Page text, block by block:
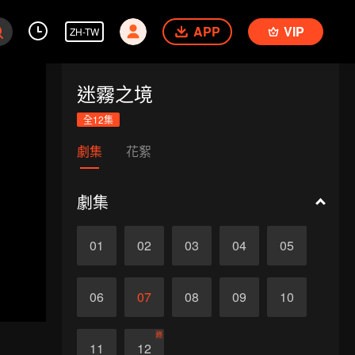
ZH-TW APP VIP
迷霧之境
全12集
劇集 花絮
劇集
01 02 03 04 05
06 07 08 09 10
11 12
終